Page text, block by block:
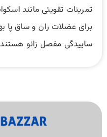
تمرینات تقویتی مانند
برای عضلات ران و ساق پا
ساییدگی مفصل زانو